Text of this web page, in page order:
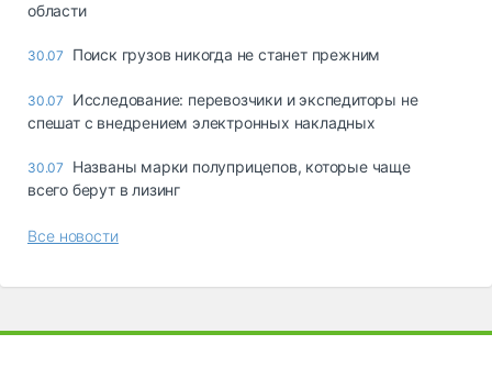
области
30.07 Поиск грузов никогда не станет прежним
30.07
Исследование: перевозчики и экспедиторы не
спешат с внедрением электронных накладных
30.07
Названы марки полуприцепов, которые чаще
всего берут в лизинг
Все новости